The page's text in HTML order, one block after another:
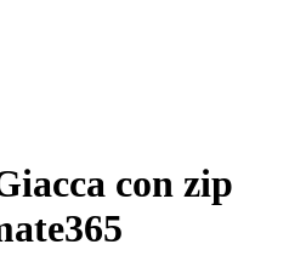
con zip